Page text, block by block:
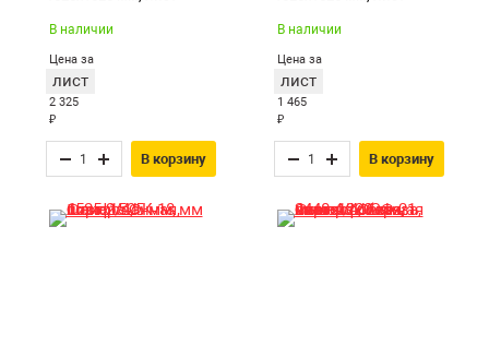
В наличии
Цена за
лист
2 325
₽
В корзину
В наличии
Цена за
лист
1 465
₽
В корзину